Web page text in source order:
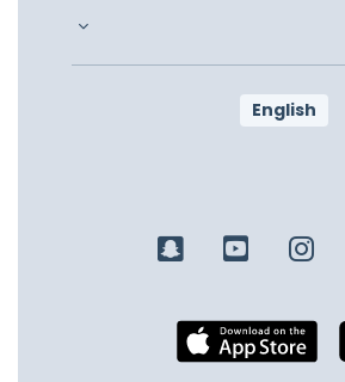
English